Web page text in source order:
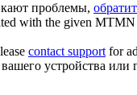
проблемы,
with the given
contact supportfor
устройства или